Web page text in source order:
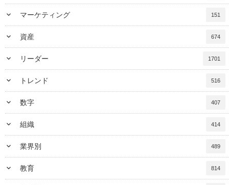
keyboard_arrow_down マーケティング 151
keyboard_arrow_down 資産 674
keyboard_arrow_down リーダー 1701
keyboard_arrow_down トレンド 516
keyboard_arrow_down 数字 407
keyboard_arrow_down 組織 414
keyboard_arrow_down 業界別 489
keyboard_arrow_down 教育 814